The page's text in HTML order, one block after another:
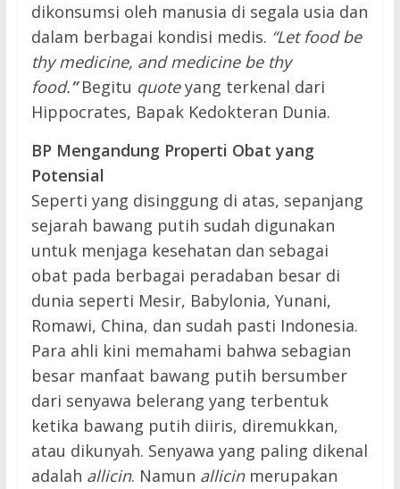
dikonsumsi oleh manusia di segala usia dan
dalam berbagai kondisi medis. “Let food be
thy medicine, and medicine be thy
food.”Begitu quoteyang terkenal dari
Hippocrates, Bapak Kedokteran Dunia.
BP Mengandung Properti Obat yang
Potensial
Seperti yang disinggung di atas, sepanjang
sejarah bawang putih sudah digunakan
untuk menjaga kesehatan dan sebagai
obat pada berbagai peradaban besar di
dunia seperti Mesir, Babylonia, Yunani,
Romawi, China, dan sudah pasti Indonesia.
Para ahli kini memahami bahwa sebagian
besar manfaat bawang putih bersumber
dari senyawa belerang yang terbentuk
ketika bawang putih diiris, diremukkan,
atau dikunyah. Senyawa yang paling dikenal
adalah allicin. Namun allicin merupakan